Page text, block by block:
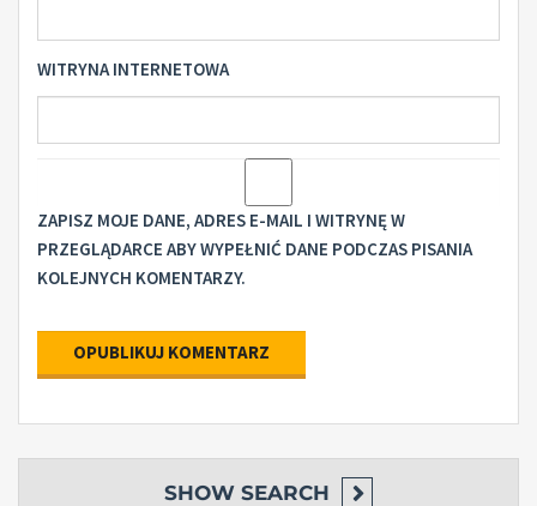
WITRYNA INTERNETOWA
ZAPISZ MOJE DANE, ADRES E-MAIL I WITRYNĘ W
PRZEGLĄDARCE ABY WYPEŁNIĆ DANE PODCZAS PISANIA
KOLEJNYCH KOMENTARZY.
SHOW SEARCH